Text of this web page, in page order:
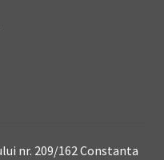
nr. 209/162 Constanta